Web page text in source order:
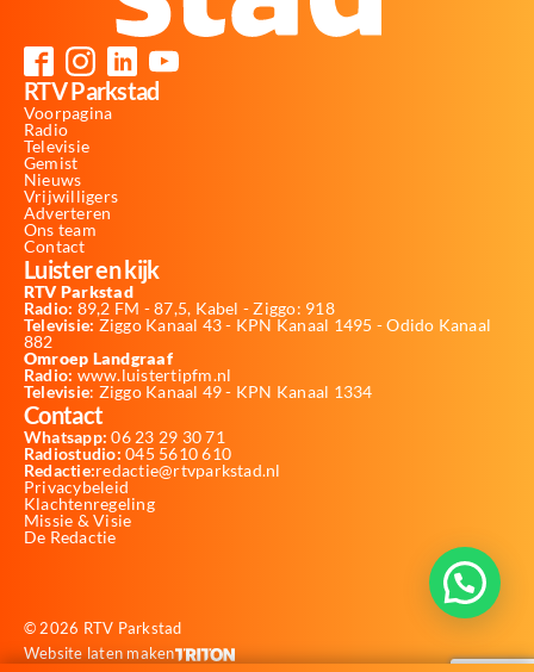
RTV Parkstad
Voorpagina
Radio
Televisie
Gemist
Nieuws
Vrijwilligers
Adverteren
Ons team
Contact
Luister en kijk
RTV Parkstad
Radio: 89,2 FM - 87,5, Kabel - Ziggo: 918
Televisie: Ziggo Kanaal 43 - KPN Kanaal 1495 - Odido Kanaal
882
Omroep Landgraaf
Radio: www.luistertipfm.nl
Televisie: Ziggo Kanaal 49 - KPN Kanaal 1334
Contact
Whatsapp: 06 23 29 30 71
Radiostudio: 045 5610 610
Redactie:redactie@rtvparkstad.nl
Privacybeleid
Klachtenregeling
Missie & Visie
De Redactie
© 2026 RTV Parkstad
Website laten maken